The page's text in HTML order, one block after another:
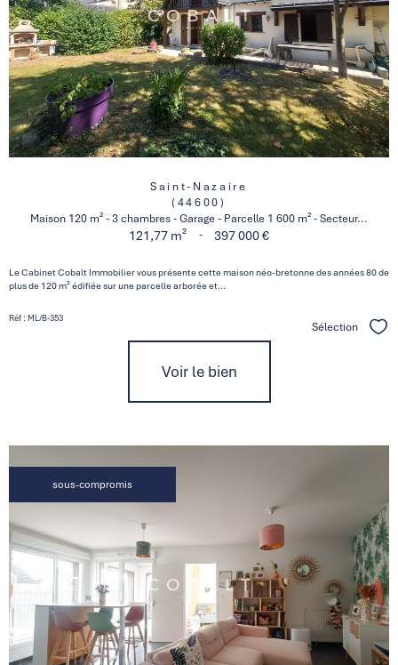
Saint-Nazaire
(44600)
Maison 120 m² - 3 chambres - Garage - Parcelle 1 600 m² - Secteur...
121,77 m² - 397 000 €
Le Cabinet Cobalt Immobilier vous présente cette maison néo-bretonne des années 80 de
plus de 120 m² édifiée sur une parcelle arborée et...
Réf : ML/B-353
Sélection
Voir le bien
sous-compromis